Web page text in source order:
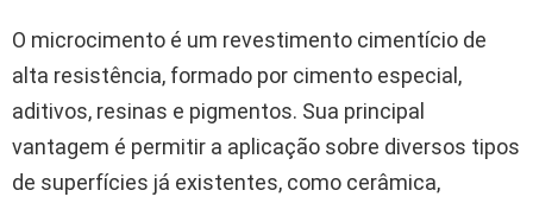
O microcimento é um revestimento cimentício de
alta resistência, formado por cimento especial,
aditivos, resinas e pigmentos. Sua principal
vantagem é permitir a aplicação sobre diversos tipos
de superfícies já existentes, como cerâmica,